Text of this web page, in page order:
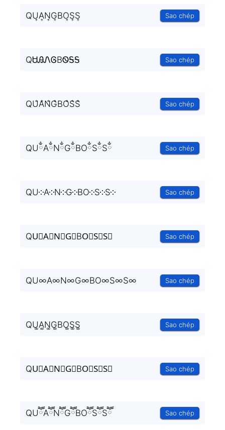
QU͎A͎N͎G͎BO͎S͎S͎ Sao chép
QᏌᎯᏁᎶBᏫᎦᎦ Sao chép
QU̐A̐N̐G̐BO̐S̐S̐ Sao chép
QUྂAྂNྂGྂBOྂSྂSྂ Sao chép
QU༶A༶N༶G༶BO༶S༶S༶ Sao chép
QU⃒A⃒N⃒G⃒BO⃒S⃒S⃒ Sao chép
QU∞A∞N∞G∞BO∞S∞S∞ Sao chép
QU͚A͚N͚G͚BO͚S͚S͚ Sao chép
QU⃒A⃒N⃒G⃒BO⃒S⃒S⃒ Sao chép
QUཽAཽNཽGཽBOཽSཽSཽ Sao chép